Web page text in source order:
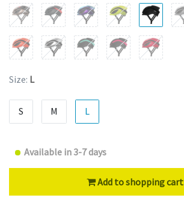
Size: L
S M L
Available in 3-7 days
Add to shopping cart